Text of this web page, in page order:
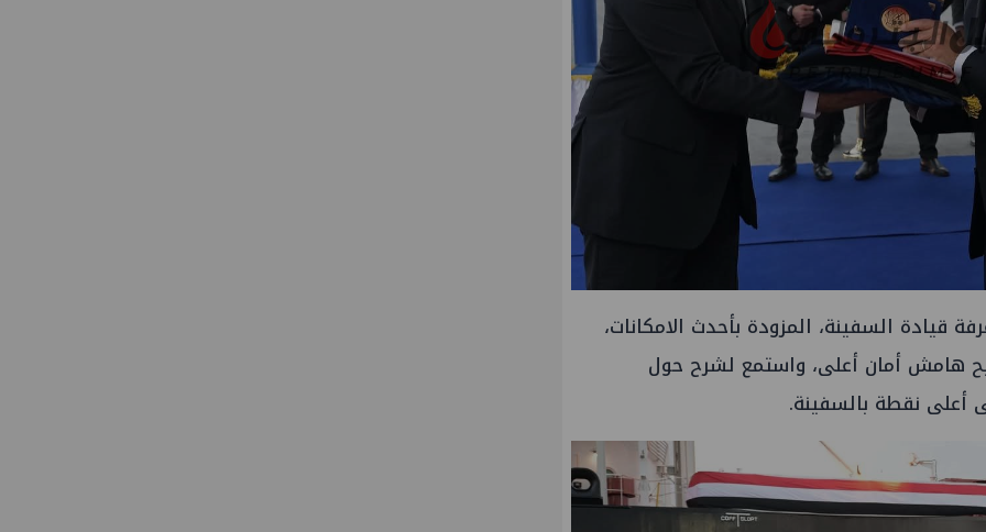
قيادة السفينة، المزودة بأحدث الامكانات،
هامش أمان أعلى، واستمع لشرح حول
أعلى نقطة بالسفينة.